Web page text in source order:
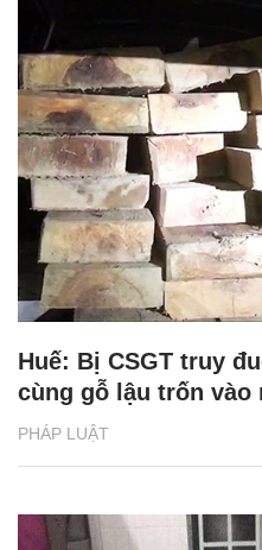
PHÁP LUẬT
Huế: Bị CSGT truy
cùng gỗ lậu trốn vào